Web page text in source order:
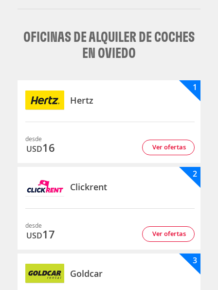
OFICINAS DE ALQUILER DE COCHES
EN OVIEDO
Hertz
1
desde
USD16 Ver ofertas
Clickrent
2
desde
USD17 Ver ofertas
Goldcar
3